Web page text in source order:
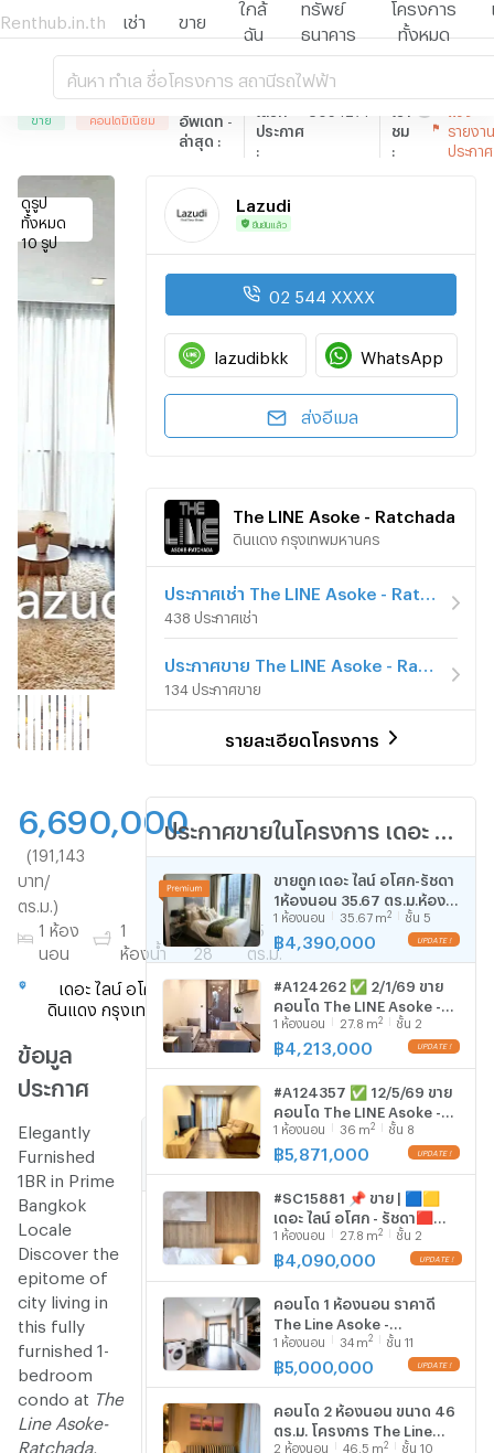
Renthub.in.th เช่า ขาย
ใกล้
ฉัน
ทรัพย์
ธนาคาร
โครงการ
ทั้งหมด
ค้นหา ทำเล ชื่อโครงการ สถานีรถไฟฟ้า
1 Bed 1 Bath 35 SQ.M The Line Asoke
- Ratchada
ขาย คอนโดมิเนียม
อัพเดท
ล่าสุด
ประกาศ
ชม
รายงา
ประกาศ
ดูรูป
ทั้งหมด
10 รูป
6,690,000
(191,143
บาท/
ตร.ม.)
1 ห้อง
นอน
1
ห้องน้ำ
ชั้น
28
35
ตร.ม.
เดอะ ไลน์ อโศก - รัชดา
ดินแดง กรุงเทพมหานคร -
แผนที่
ข้อมูล
ประกาศ
Elegantly
Furnished
1BR in Prime
Bangkok
Locale
Discover the
epitome of
city living in
this fully
furnished 1-
bedroom
condo at
The
Line Asoke-
Ratchada,
ราย
Asoke
-
Ratchada
6,690,000
(191,143 บาท/
ตร.ม.)
รูป
แบบ
ห้อง
1
ห้อง
นอน
Lazudi
ยืนยันแล้ว
02 544 XXXX
lazudibkk WhatsApp
ส่งอีเมล
The LINE Asoke - Ratchada
ดินแดง กรุงเทพมหานคร
438 ประกาศเช่า
134 ประกาศขาย
รายละเอียดโครงการ
ขายถูก เดอะ ไลน์ อโศก-รัชดา
1ห้องนอน 35.67 ตร.ม.ห้อง
มุม เฟอร์ครบ ห้องใหม่ พร้อม
อยู่ ใกล้ MRT พระราม9 ขาย
4.39 ล้านบาท
1 ห้องนอน 35.67 m2 ชั้น 5
฿ 4,390,000 UPDATE !
#A124262 ✅ 2/1/69 ขาย
คอนโด The LINE Asoke -
Ratchada 📲📢สอบถาม ld
line @condoboy
1 ห้องนอน 27.8 m2 ชั้น 2
฿ 4,213,000 UPDATE !
#A124357 ✅ 12/5/69 ขาย
คอนโด The LINE Asoke -
Ratchada 📲📢สอบถาม ld
line @condoboy
1 ห้องนอน 36 m2 ชั้น 8
฿5,871,000 UPDATE !
#SC15881 📌 ขาย | 🟦🟨
เดอะ ไลน์ อโศก - รัชดา​🟥🟩
💬
𝑪𝒐𝒏𝒕𝒂𝒄𝒕𝑳𝑰𝑵𝑬:@𝒔𝒆𝒄𝒓𝒆𝒕𝒑𝒓𝒐𝒑𝒆𝒓𝒕𝒚
1 ห้องนอน 27.8 m2 ชั้น 2
฿ 4,090,000 UPDATE !
คอนโด 1 ห้องนอน ราคาดี
The Line Asoke -
Ratchada ใกล้ MRT พระราม
9 300 ม. (ID 2744398)
1 ห้องนอน 34 m2 ชั้น 11
฿5,000,000 UPDATE !
คอนโด 2 ห้องนอน ขนาด 46
ตร.ม. โครงการ The Line
Asoke - Ratchada ใกล้
2 ห้องนอน 46.5 m2 ชั้น 10